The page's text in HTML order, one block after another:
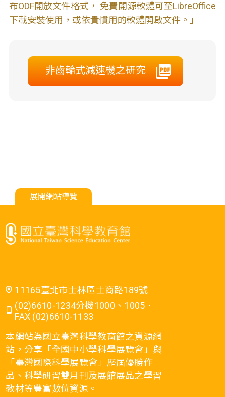
布ODF開放文件格式， 免費開源軟體可至LibreOffice
下載安裝使用，或依貴慣用的軟體開啟文件。」
非齒輪式減速機之研究
展開網站導覽
11165臺北市士林區士商路189號
(02)6610-1234分機1000、1005．
FAX (02)6610-1133
本網站為國立臺灣科學教育館之資源網
站，分享「全國中小學科學展覽會」與
「臺灣國際科學展覽會」歷屆優勝作
品、科學研習雙月刊及展館展品之學習
教材等豐富數位資源。